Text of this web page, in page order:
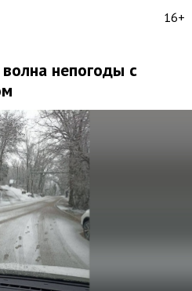
16+
непогоды с